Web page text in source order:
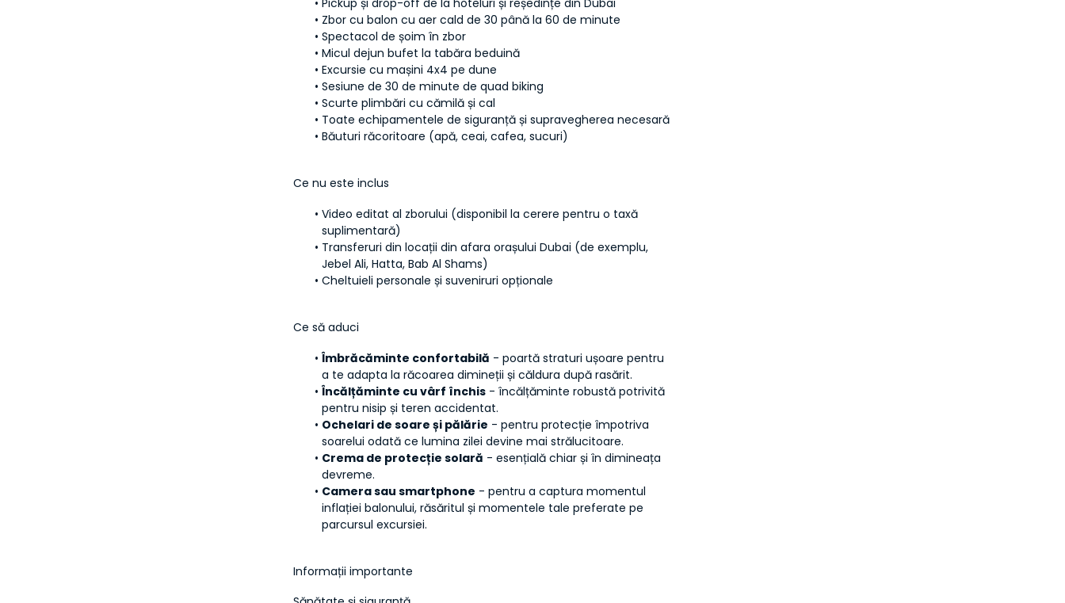
Pickup și drop-off de la hoteluri și reședințe din Dubai
Zbor cu balon cu aer cald de 30 până la 60 de minute
Spectacol de șoim în zbor
Micul dejun bufet la tabăra beduină
Excursie cu mașini 4x4 pe dune
Sesiune de 30 de minute de quad biking
Scurte plimbări cu cămilă și cal
Toate echipamentele de siguranță și supravegherea necesară
Băuturi răcoritoare (apă, ceai, cafea, sucuri)
Ce nu este inclus
Video editat al zborului (disponibil la cerere pentru o taxă
suplimentară)
Transferuri din locații din afara orașului Dubai (de exemplu,
Jebel Ali, Hatta, Bab Al Shams)
Cheltuieli personale și suveniruri opționale
Ce să aduci
Îmbrăcăminte confortabilă - poartă straturi ușoare pentru
a te adapta la răcoarea dimineții și căldura după rasărit.
Încălțăminte cu vârf închis - încălțăminte robustă potrivită
pentru nisip și teren accidentat.
Ochelari de soare și pălărie - pentru protecție împotriva
soarelui odată ce lumina zilei devine mai strălucitoare.
Crema de protecție solară - esențială chiar și în dimineața
devreme.
Camera sau smartphone - pentru a captura momentul
inflației balonului, răsăritul și momentele tale preferate pe
parcursul excursiei.
Informații importante